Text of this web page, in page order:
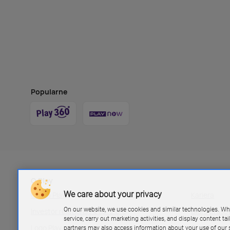
Popularne
O Play
Grupa Play
Investor relations P4 sp. z.o.o
Biuro
Blog Play
We care about your privacy
On our website, we use cookies and similar technologies.
service, carry out marketing activities, and display content
partners may also access information about your use of